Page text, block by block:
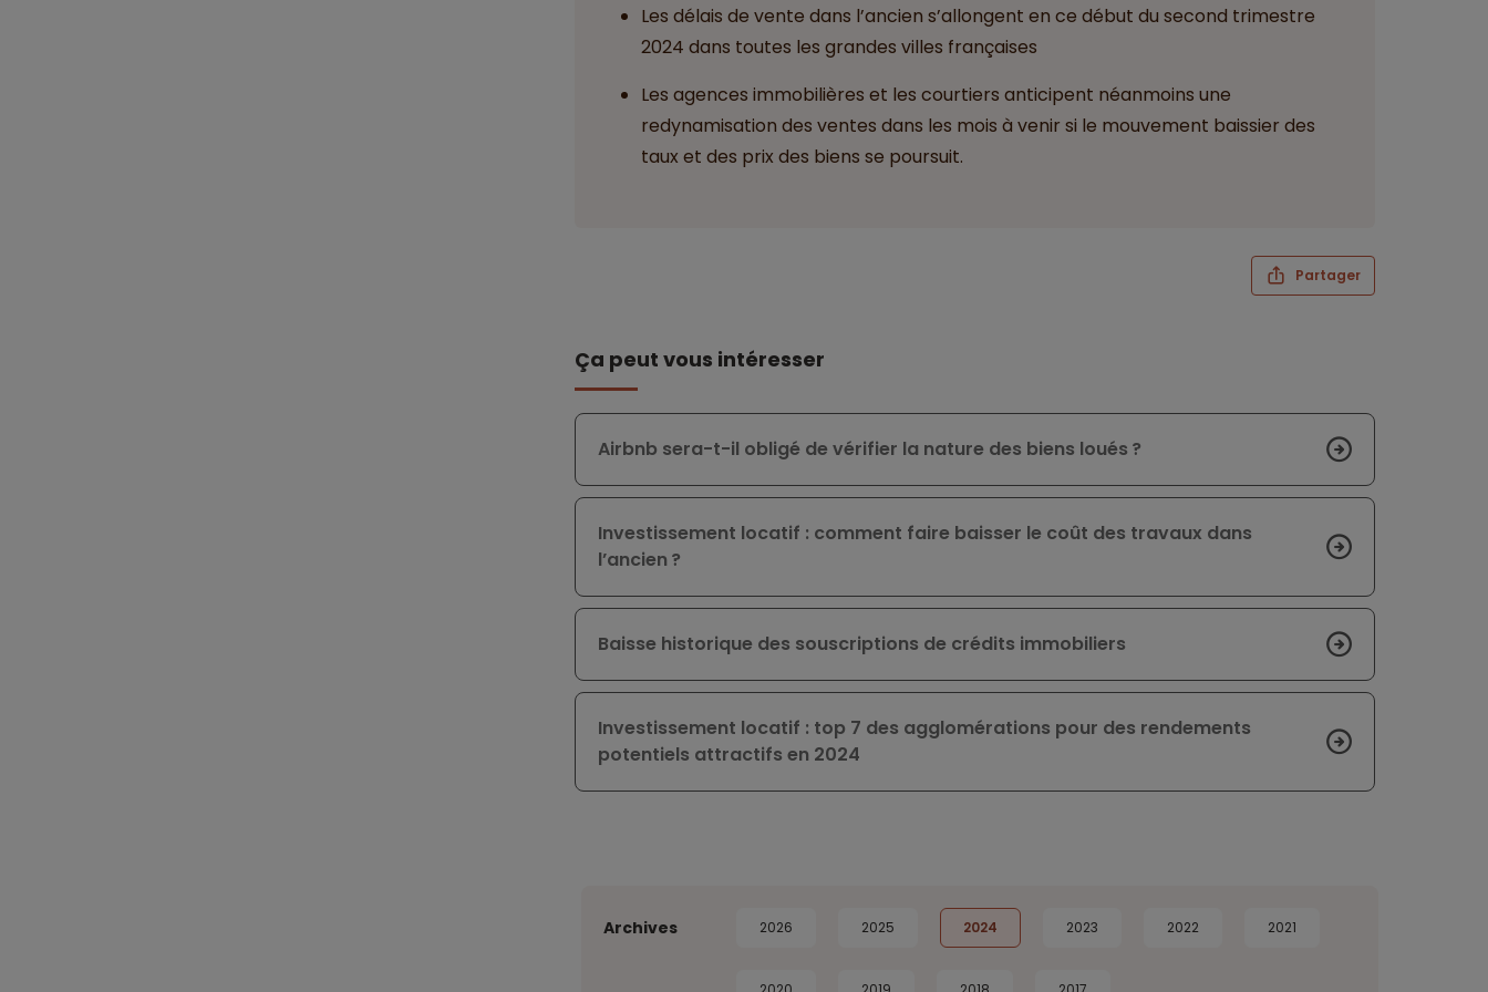
Les délais de vente dans l’ancien s’allongent en ce début du second trimestre
2024 dans toutes les grandes villes françaises
Les agences immobilières et les courtiers anticipent néanmoins une
redynamisation des ventes dans les mois à venir si le mouvement baissier des
taux et des prix des biens se poursuit.
Partager
Ça peut vous intéresser
Airbnb sera-t-il obligé de vérifier la nature des biens loués ?
Investissement locatif : comment faire baisser le coût des travaux dans
l’ancien ?
Baisse historique des souscriptions de crédits immobiliers
Investissement locatif : top 7 des agglomérations pour des rendements
potentiels attractifs en 2024
Archives 2026 2025 2024 2023 2022 2021